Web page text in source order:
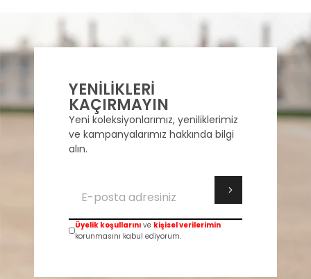
YENİLİKLERİ
KAÇIRMAYIN
Yeni koleksiyonlarımız, yeniliklerimiz
ve kampanyalarımız hakkında bilgi
alın.
Üyelik koşullarınıve kişisel verilerimin
korunmasını kabul ediyorum.